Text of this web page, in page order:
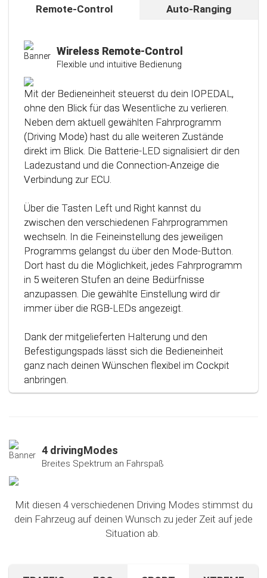
Remote-Control Auto-Ranging
Wireless Remote-Control
Flexible und intuitive Bedienung
Mit der Bedieneinheit steuerst du dein IOPEDAL,
ohne den Blick für das Wesentliche zu verlieren.
Neben dem aktuell gewählten Fahrprogramm
(Driving Mode) hast du alle weiteren Zustände
direkt im Blick. Die Batterie-LED signalisiert dir den
Ladezustand und die Connection-Anzeige die
Verbindung zur ECU.
Über die Tasten Left und Right kannst du
zwischen den verschiedenen Fahrprogrammen
wechseln. In die Feineinstellung des jeweiligen
Programms gelangst du über den Mode-Button.
Dort hast du die Möglichkeit, jedes Fahrprogramm
in 5 weiteren Stufen an deine Bedürfnisse
anzupassen. Die gewählte Einstellung wird dir
immer über die RGB-LEDs angezeigt.
Dank der mitgelieferten Halterung und den
Befestigungspads lässt sich die Bedieneinheit
ganz nach deinen Wünschen flexibel im Cockpit
anbringen.
Kalibrierungsfunktion
Das Steuergerät (ECU) verfügt über eine
intelligente Kalibrierfunktion. Direkt nach dem
Einbau des IOPEDAL werden alle notwendigen
Informationen des Gaspedals automatisch
analysiert und zu einem optimierten individuellen
Kennfeld verarbeitet. Dadurch werden die
einzelnen Fahrmodi (Fahrprogramme)
automatisch an die Charakteristik des Gaspedals
Technologie werden alle Potenziale deines
Fahrzeuges erkannt und können optimal genutzt
werden.
4 drivingModes
Breites Spektrum an Fahrspaß
Mit diesen 4 verschiedenen Driving Modes stimmst du
dein Fahrzeug auf deinen Wunsch zu jeder Zeit auf jede
Situation ab.